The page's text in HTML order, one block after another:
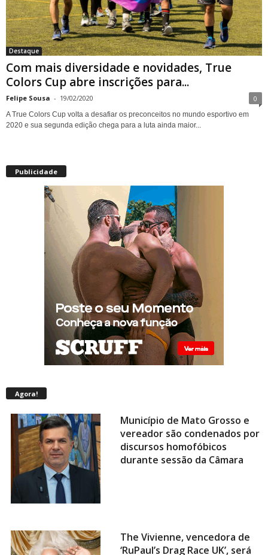
Destaque
Com mais diversidade e novidades, True
Colors Cup abre inscrições para...
Felipe Sousa - 19/02/2020 0
A True Colors Cup volta a desafiar os preconceitos no mundo esportivo em
2020 e sua segunda edição chega para a luta ainda maior...
Publicidade
Agora!
Município de Mato Grosso e
vereador são condenados por
discursos homofóbicos
durante sessão da Câmara
The Vivienne, vencedora de
‘RuPaul’s Drag Race UK’, será